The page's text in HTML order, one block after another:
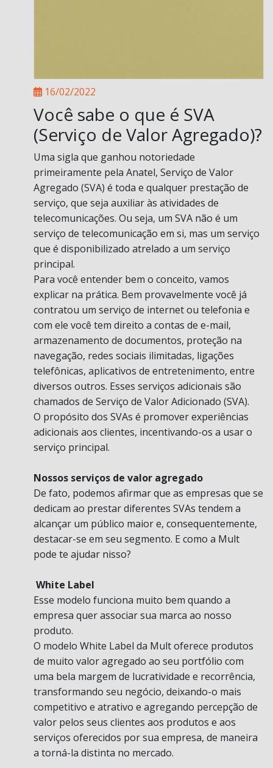
16/02/2022
Você sabe o que é SVA
(Serviço de Valor Agregado)?
Uma sigla que ganhou notoriedade
primeiramente pela Anatel, Serviço de Valor
Agregado (SVA) é toda e qualquer prestação de
serviço, que seja auxiliar às atividades de
telecomunicações. Ou seja, um SVA não é um
serviço de telecomunicação em si, mas um serviço
que é disponibilizado atrelado a um serviço
principal.
Para você entender bem o conceito, vamos
explicar na prática. Bem provavelmente você já
contratou um serviço de internet ou telefonia e
com ele você tem direito a contas de e-mail,
armazenamento de documentos, proteção na
navegação, redes sociais ilimitadas, ligações
telefônicas, aplicativos de entretenimento, entre
diversos outros. Esses serviços adicionais são
chamados de Serviço de Valor Adicionado (SVA).
O propósito dos SVAs é promover experiências
adicionais aos clientes, incentivando-os a usar o
serviço principal.
Nossos serviços de valor agregado
De fato, podemos afirmar que as empresas que se
dedicam ao prestar diferentes SVAs tendem a
alcançar um público maior e, consequentemente,
destacar-se em seu segmento. E como a Mult
pode te ajudar nisso?
White Label
Esse modelo funciona muito bem quando a
empresa quer associar sua marca ao nosso
produto.
O modelo White Label da Mult oferece produtos
de muito valor agregado ao seu portfólio com
uma bela margem de lucratividade e recorrência,
transformando seu negócio, deixando-o mais
competitivo e atrativo e agregando percepção de
valor pelos seus clientes aos produtos e aos
serviços oferecidos por sua empresa, de maneira
a torná-la distinta no mercado.